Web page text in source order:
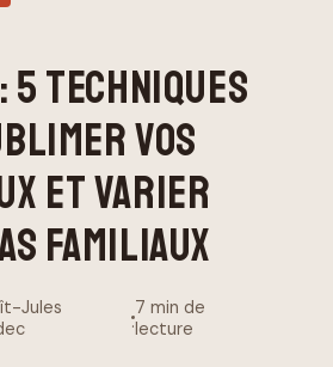
5 TECHNIQUES
VOS
ET VARIER
FAMILIAUX
Jules
·
7 min de
lecture